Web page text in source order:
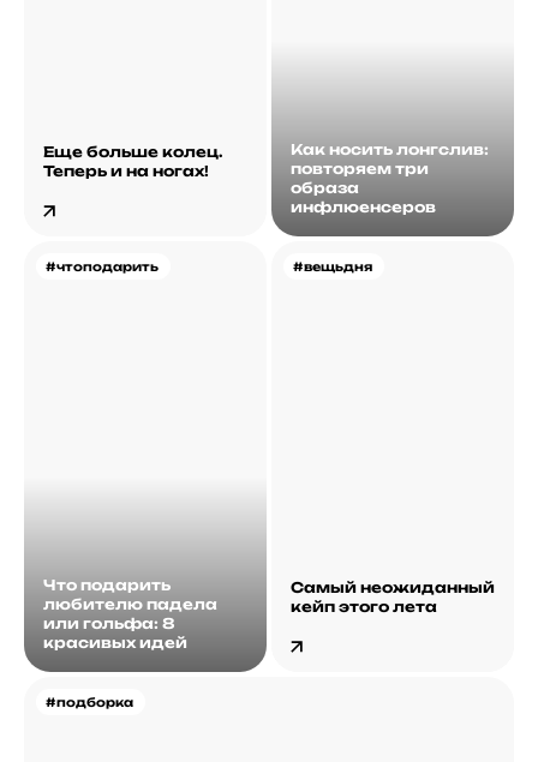
Еще больше колец.
Теперь и на ногах!
Как носить лонгслив:
повторяем три
образа
инфлюенсеров
#чтоподарить
Что подарить
любителю падела
или гольфа: 8
красивых идей
#подборка
#вещьдня
Самый неожиданный
кейп этого лета